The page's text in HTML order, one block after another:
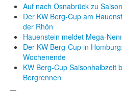
Auf nach Osnabrück zu
Der KW Berg-Cup am
der Rhön
Hauenstein meldet Mega-
Der KW Berg-Cup in
Wochenende
KW Berg-Cup Saisonhalbzeit
Bergrennen